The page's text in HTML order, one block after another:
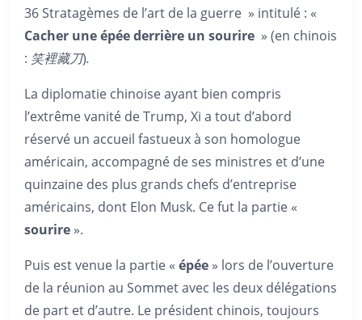
36 Stratagèmes de l’art de la guerre » intitulé : «
Cacher une épée derrière un sourire » (en chinois
: 笑裡藏刀).
La diplomatie chinoise ayant bien compris
l’extrême vanité de Trump, Xi a tout d’abord
réservé un accueil fastueux à son homologue
américain, accompagné de ses ministres et d’une
quinzaine des plus grands chefs d’entreprise
américains, dont Elon Musk. Ce fut la partie «
sourire ».
Puis est venue la partie « épée » lors de l’ouverture
de la réunion au Sommet avec les deux délégations
de part et d’autre. Le président chinois, toujours